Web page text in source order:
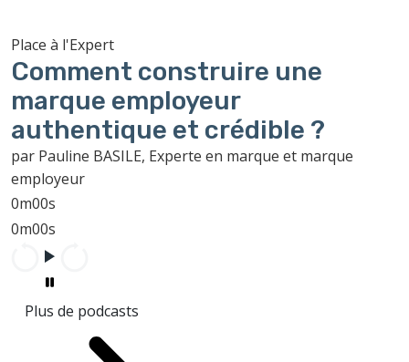
Place à l'Expert
Comment construire une
marque employeur
authentique et crédible ?
par Pauline BASILE, Experte en marque et marque
employeur
0m00s
0m00s
Plus de podcasts